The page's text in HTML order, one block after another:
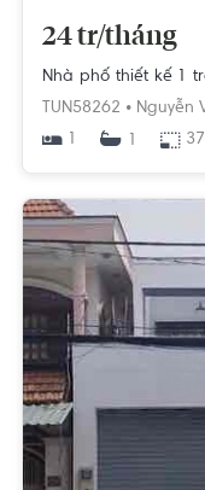
24 tr/tháng
Nhà phố thiết kế 1
TUN58262 • Nguyễn
1
1